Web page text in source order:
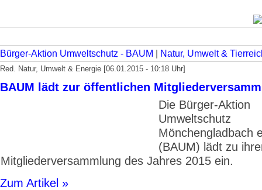
Bürger-Aktion Umweltschutz - BAUM Natur, Umwelt &
Red. Natur, Umwelt & Energie [06.01.2015 - 10:18 Uhr]
BAUM lädt zur öffentlichen
Die Bürger-Aktion
Umweltschutz
Mönchengladbach
(BAUM) lädt zu
Mitgliederversammlung des Jahres 2015 ein.
Zum Artikel »